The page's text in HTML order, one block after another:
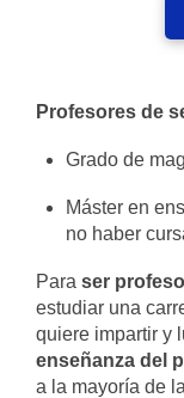
Profesores de
Grado de
Máster en
no haber
Para ser
estudiar una
quiere impartir y
enseñanza del
a la mayoría de